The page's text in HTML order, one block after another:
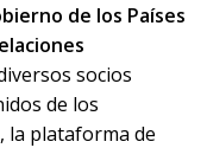
de los Países
socios
de los
, la plataforma de